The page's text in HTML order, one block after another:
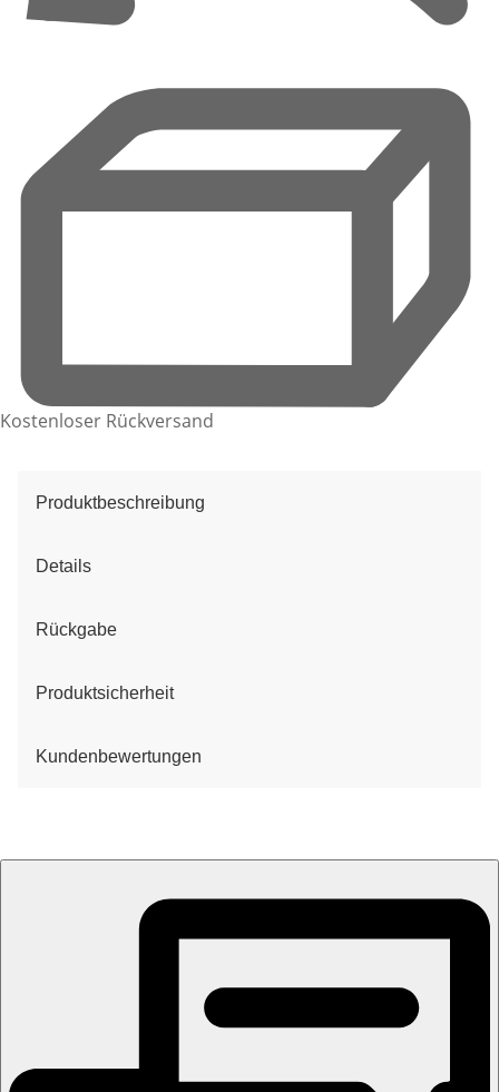
Kostenloser Rückversand
Produktbeschreibung
Details
Rückgabe
Produktsicherheit
Kundenbewertungen